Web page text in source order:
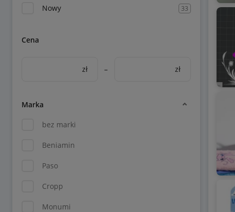
Nowy 33
Cena
zł – zł
Marka
bez marki
Beniamin
Paso
Cropp
Monumi